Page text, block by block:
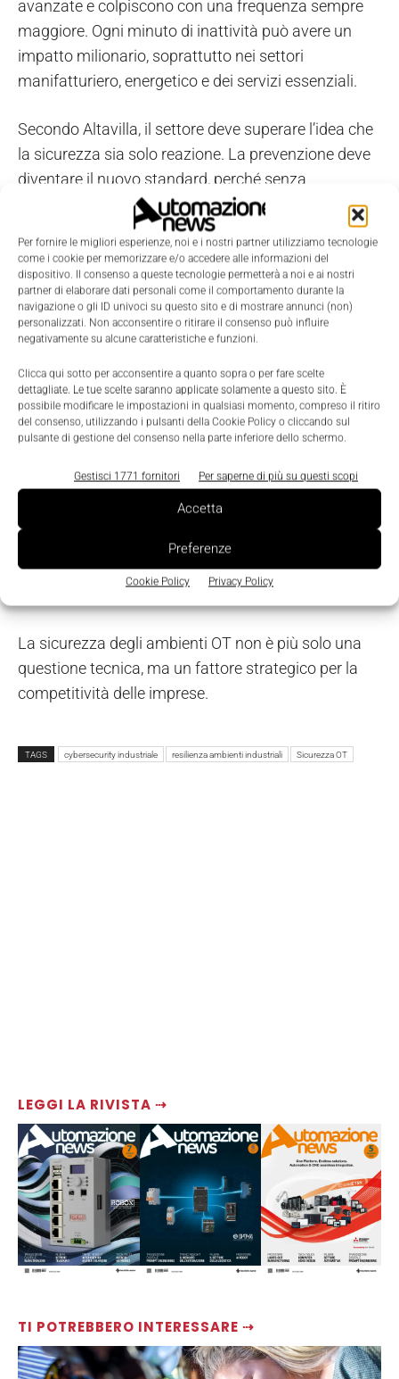
Per fornire le migliori esperienze, noi e i nostri partner utilizziamo tecnologie
come i cookie per memorizzare e/o accedere alle informazioni del
dispositivo. Il consenso a queste tecnologie permetterà a noi e ai nostri
partner di elaborare dati personali come il comportamento durante la
navigazione o gli ID univoci su questo sito e di mostrare annunci (non)
personalizzati. Non acconsentire o ritirare il consenso può influire
negativamente su alcune caratteristiche e funzioni.
Clicca qui sotto per acconsentire a quanto sopra o per fare scelte
dettagliate. Le tue scelte saranno applicate solamente a questo sito. È
possibile modificare le impostazioni in qualsiasi momento, compreso il ritiro
del consenso, utilizzando i pulsanti della Cookie Policy o cliccando sul
pulsante di gestione del consenso nella parte inferiore dello schermo.
Gestisci 1771 fornitori Per saperne di più su questi scopi
Accetta
Preferenze
Cookie Policy Privacy Policy
LEGGI LA RIVISTA ⇢
TI POTREBBERO INTERESSARE ⇢
avanzate e colpiscono con una frequenza sempre
maggiore. Ogni minuto di inattività può avere un
impatto milionario, soprattutto nei settori
manifatturiero, energetico e dei servizi essenziali.
Secondo Altavilla, il settore deve superare l’idea che
la sicurezza sia solo reazione. La prevenzione deve
diventare il nuovo standard, perché senza
proattività non esiste resilienza.
Come costruire una sicurezza OT
proattiva
Per ridurre realmente l’esposizione ai rischi, le
aziende devono adottare una strategia che includa:
Visibilità completa: mappare tutti gli asset, inclusi
quelli non gestiti direttamente dall’IT.
Protezione continua
: identificare vulnerabilità e
anomalie in tempo reale.
per ridurre i silos e le zone d’ombra.
Approccio proattivo: anticipare gli attacchi invece di
La sicurezza degli ambienti OT non è più solo una
questione tecnica, ma un fattore strategico per la
competitività delle imprese.
TAGS cybersecurity industriale resilienza ambienti industriali Sicurezza OT